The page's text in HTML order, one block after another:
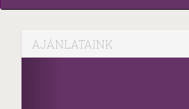
AJÁNLATAINK